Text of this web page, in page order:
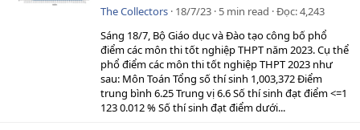
The Collectors 18/7/23 5 min read Đọc 4,243
Sáng 18/7, Bộ Giáo dục và Đào tạo công bố phổ
điểm các môn thi tốt nghiệp THPT năm 2023. Cụ thể
phổ điểm các môn thi tốt nghiệp THPT 2023 như
sau: Môn Toán Tổng số thí sinh 1,003,372 Điểm
trung bình 6.25 Trung vị 6.6 Số thí sinh đạt điểm <=1
123 0.012 % Số thí sinh đạt điểm dưới...